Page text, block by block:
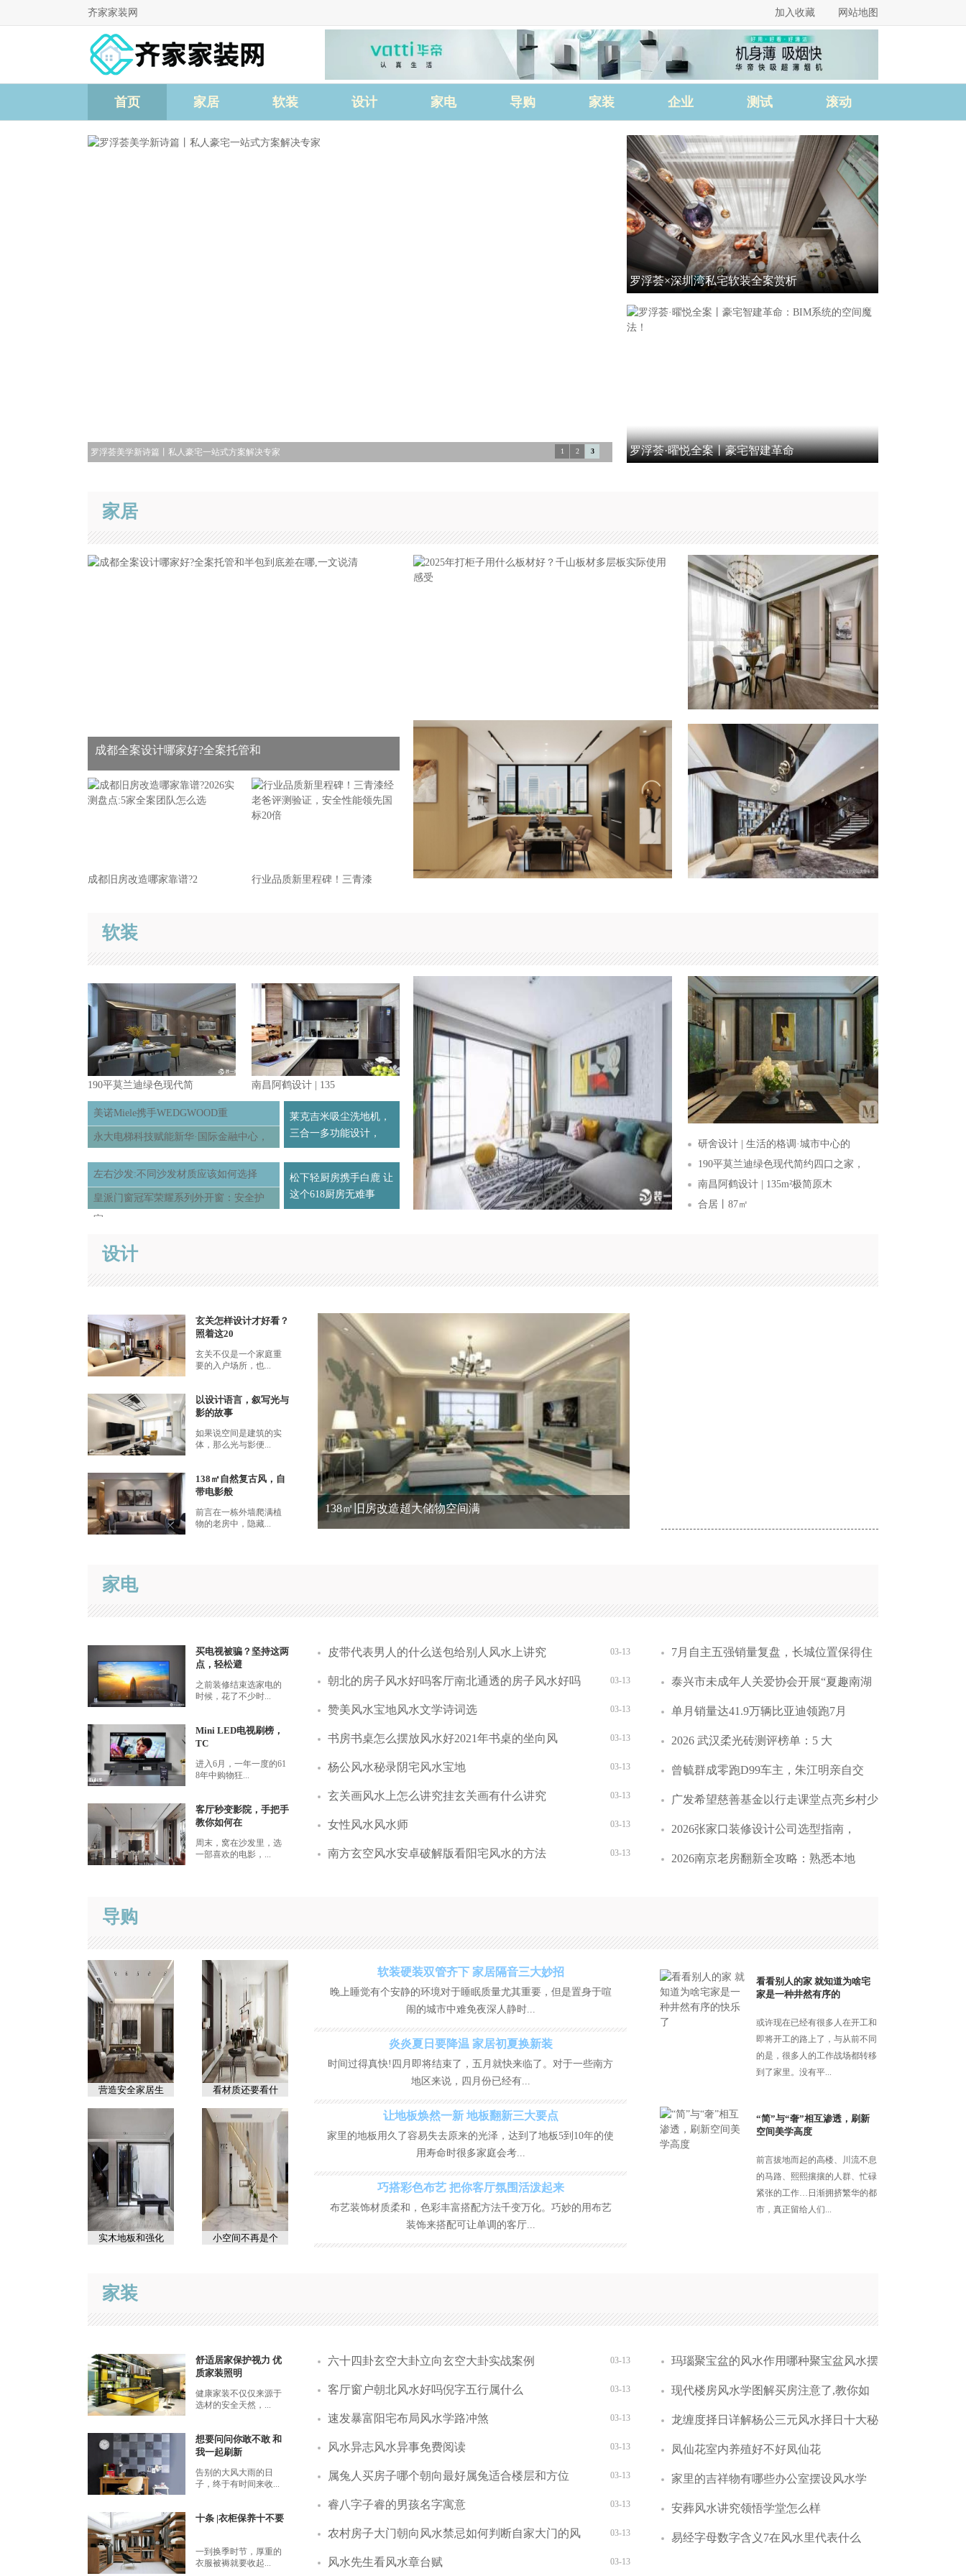
齐家家装网 加入收藏 网站地图
首页 家居 软装 设计 家电 导购 家装 企业 测试 滚动
罗浮荟美学新诗篇丨私人豪宅一站式方案解决专家 1 2 3
罗浮荟×深圳湾私宅软装全案赏析
罗浮荟·曜悦全案丨豪宅智建革命
家居
成都全案设计哪家好?全案托管和
成都旧房改造哪家靠谱?2 行业品质新里程碑！三青漆
软装
190平莫兰迪绿色现代简 南昌阿鹤设计 | 135
美诺Miele携手WEDGWOOD重
永大电梯科技赋能新华·国际金融中心，
莱克吉米吸尘洗地机，
三合一多功能设计，
让“懒
左右沙发:不同沙发材质应该如何选择
皇派门窗冠军荣耀系列外开窗：安全护
家
松下轻厨房携手白鹿 让
这个618厨房无难事
研舍设计 | 生活的格调·城市中心的
190平莫兰迪绿色现代简约四口之家，
南昌阿鹤设计 | 135m²极简原木
合居丨87㎡
设计
玄关怎样设计才好看？
照着这20
玄关不仅是一个家庭重
要的入户场所，也...
以设计语言，叙写光与
影的故事
如果说空间是建筑的实
体，那么光与影便...
138㎡自然复古风，自
带电影般
前言在一栋外墙爬满植
物的老房中，隐藏...
138㎡旧房改造超大储物空间满
家电
买电视被骗？坚持这两
点，轻松避
之前装修结束选家电的
时候，花了不少时...
Mini LED电视刷榜，
TC
进入6月，一年一度的61
8年中购物狂...
客厅秒变影院，手把手
教你如何在
周末，窝在沙发里，选
一部喜欢的电影，...
皮带代表男人的什么送包给别人风水上讲究 03-13
朝北的房子风水好吗客厅南北通透的房子风水好吗 03-13
赞美风水宝地风水文学诗词选 03-13
书房书桌怎么摆放风水好2021年书桌的坐向风 03-13
杨公风水秘录阴宅风水宝地 03-13
玄关画风水上怎么讲究挂玄关画有什么讲究 03-13
女性风水风水师 03-13
南方玄空风水安卓破解版看阳宅风水的方法 03-13
7月自主五强销量复盘，长城位置保得住
泰兴市未成年人关爱协会开展“夏趣南湖
单月销量达41.9万辆比亚迪领跑7月
2026 武汉柔光砖测评榜单：5 大
曾毓群成零跑D99车主，朱江明亲自交
广发希望慈善基金以行走课堂点亮乡村少
2026张家口装修设计公司选型指南，
2026南京老房翻新全攻略：熟悉本地
导购
营造安全家居生 看材质还要看什
实木地板和强化 小空间不再是个
软装硬装双管齐下 家居隔音三大妙招
晚上睡觉有个安静的环境对于睡眠质量尤其重要，但是置身于喧
闹的城市中难免夜深人静时...
炎炎夏日要降温 家居初夏换新装
时间过得真快!四月即将结束了，五月就快来临了。对于一些南方
地区来说，四月份已经有...
让地板焕然一新 地板翻新三大要点
家里的地板用久了容易失去原来的光泽，达到了地板5到10年的使
用寿命时很多家庭会考...
巧搭彩色布艺 把你客厅氛围活泼起来
布艺装饰材质柔和，色彩丰富搭配方法千变万化。巧妙的用布艺
装饰来搭配可让单调的客厅...
看看别人的家 就知道为啥宅
家是一种井然有序的
或许现在已经有很多人在开工和
即将开工的路上了，与从前不同
的是，很多人的工作战场都转移
到了家里。没有平...
“简”与“奢”相互渗透，刷新
空间美学高度
前言拔地而起的高楼、川流不息
的马路、熙熙攘攘的人群、忙碌
紧张的工作…日渐拥挤繁华的都
市，真正留给人们...
家装
舒适居家保护视力 优
质家装照明
健康家装不仅仅来源于
选材的安全天然，...
想要问问你敢不敢 和
我一起刷新
告别的大风大雨的日
子，终于有时间来收...
十条 |衣柜保养十不要
一到换季时节，厚重的
衣服被褥就要收起...
六十四卦玄空大卦立向玄空大卦实战案例 03-13
客厅窗户朝北风水好吗倪字五行属什么 03-13
速发暴富阳宅布局风水学路冲煞 03-13
风水异志风水异事免费阅读 03-13
属兔人买房子哪个朝向最好属兔适合楼层和方位 03-13
睿八字子睿的男孩名字寓意 03-13
农村房子大门朝向风水禁忌如何判断自家大门的风 03-13
风水先生看风水章台赋 03-13
玛瑙聚宝盆的风水作用哪种聚宝盆风水摆
现代楼房风水学图解买房注意了,教你如
龙缠度择日详解杨公三元风水择日十大秘
凤仙花室内养殖好不好凤仙花
家里的吉祥物有哪些办公室摆设风水学
安葬风水讲究领悟学堂怎么样
易经字母数字含义7在风水里代表什么